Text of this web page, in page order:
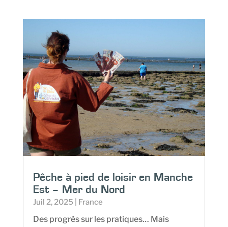
Pêche à pied de loisir en Manche
Est – Mer du Nord
Juil 2, 2025 France
Des progrès sur les pratiques… Mais